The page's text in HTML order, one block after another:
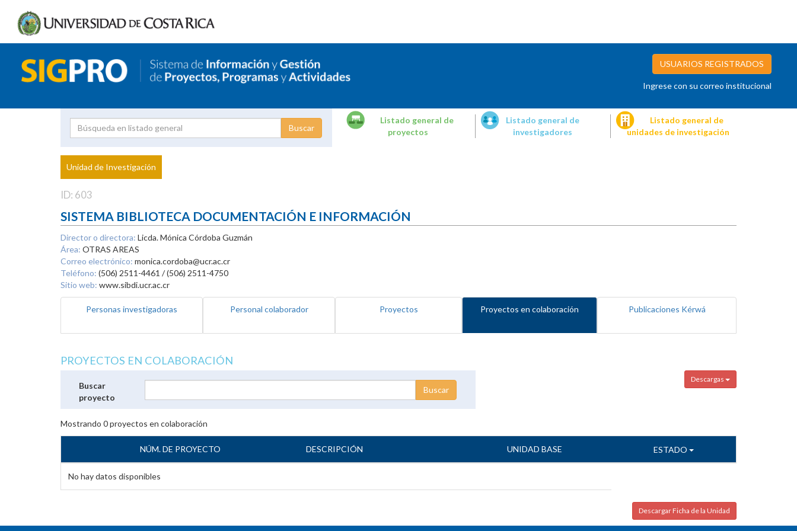
USUARIOS REGISTRADOS
Ingrese con su correo institucional
Proyecto
Investigador
Listado general de
proyectos
Listado general de
investigadores
Listado general de
unidades de investigación
Unidad de Investigación
ID: 603
SISTEMA BIBLIOTECA DOCUMENTACIÓN E INFORMACIÓN
Director o directora: Licda. Mónica Córdoba Guzmán
Área: OTRAS AREAS
Correo electrónico: monica.cordoba@ucr.ac.cr
Teléfono: (506) 2511-4461 / (506) 2511-4750
Sitio web: www.sibdi.ucr.ac.cr
Personas investigadoras Personal colaborador Proyectos Proyectos en colaboración Publicaciones Kérwá
PROYECTOS EN COLABORACIÓN
Descargas
Buscar
proyecto
Mostrando 0proyectos en colaboración
NÚM. DE PROYECTO DESCRIPCIÓN UNIDAD BASE ESTADO
No hay datos disponibles
Descargar Ficha de la Unidad